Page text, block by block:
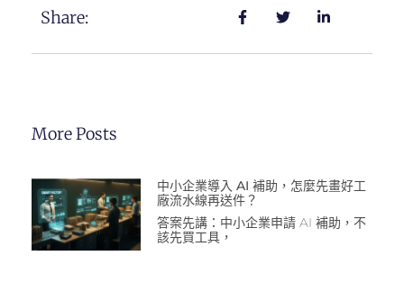
Share:
More Posts
中小企業導入 AI 補助，怎麼先畫好工
廠流水線再送件？
答案先講：中小企業申請 AI 補助，不
該先買工具，